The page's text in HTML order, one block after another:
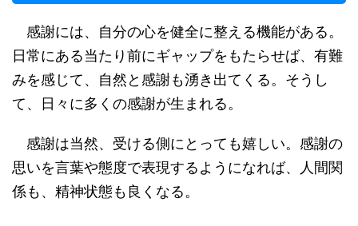
感謝には、自分の心を健全に整える機能がある。
日常にある当たり前にギャップをもたらせば、有難
みを感じて、自然と感謝も湧き出てくる。そうし
て、日々に多くの感謝が生まれる。
感謝は当然、受ける側にとっても嬉しい。感謝の
思いを言葉や態度で表現するようになれば、人間関
係も、精神状態も良くなる。